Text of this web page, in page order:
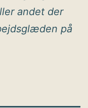
andet der
på